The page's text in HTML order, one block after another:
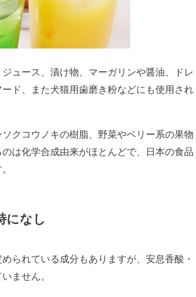
ュース、漬け物、マーガリンや醤油、ドレ
ド、また犬猫用歯磨き粉などにも使用され
クコウノキの樹脂、野菜やベリー系の果物
は化学合成由来がほとんどで、日本の食品
になし
られている成分もありますが、安息香酸・
ません。